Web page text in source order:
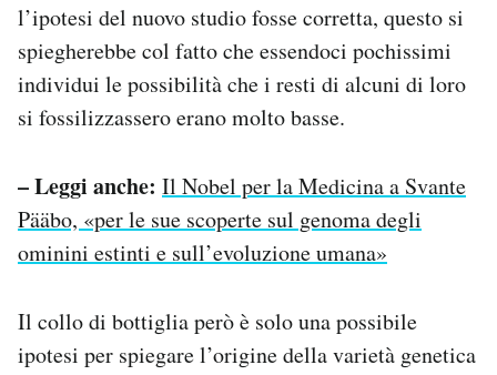
l’ipotesi del nuovo studio fosse corretta, questo si
spiegherebbe col fatto che essendoci pochissimi
individui le possibilità che i resti di alcuni di loro
si fossilizzassero erano molto basse.
– Leggi anche: Il Nobel per la Medicina a Svante
Pääbo, «per le sue scoperte sul genoma degli
ominini estinti e sull’evoluzione umana»
Il collo di bottiglia però è solo una possibile
ipotesi per spiegare l’origine della varietà genetica